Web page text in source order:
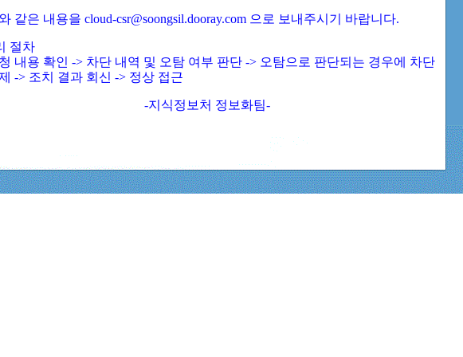
같은 내용을 cloud-csr@soongsil.dooray.com 으로 보내주시기 바랍니다.
절차
내용 확인 -> 차단 내역 및 오탐 여부 판단 -> 오탐으로 판단되는 경우에 차단
-> 조치 결과 회신 -> 정상 접근
-지식정보처 정보화팀-